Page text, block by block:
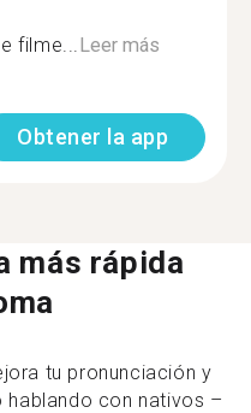
filme... Leer más
Obtener la app
más rápida
tu pronunciación y
hablando con nativos –